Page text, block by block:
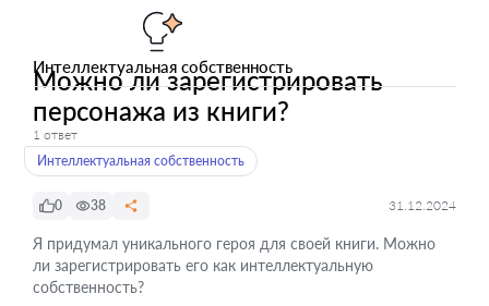
Интеллектуальная собственность
Можно ли зарегистрировать
персонажа из книги?
1 ответ
Интеллектуальная собственность
0 38 31.12.2024
Я придумал уникального героя для своей книги. Можно
ли зарегистрировать его как интеллектуальную
собственность?